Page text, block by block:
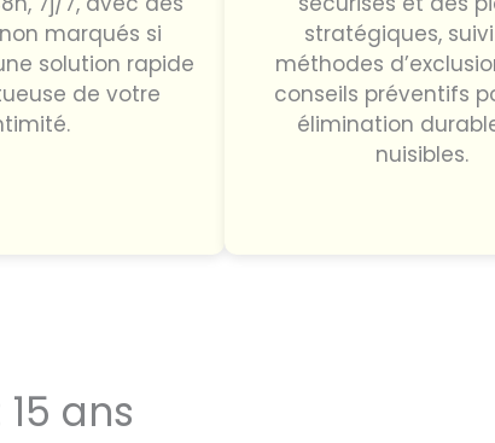
marqués si
solution rapide
de votre
stratégiques,
méthodes
conseils préventifs
élimination
nuisibles.
ans